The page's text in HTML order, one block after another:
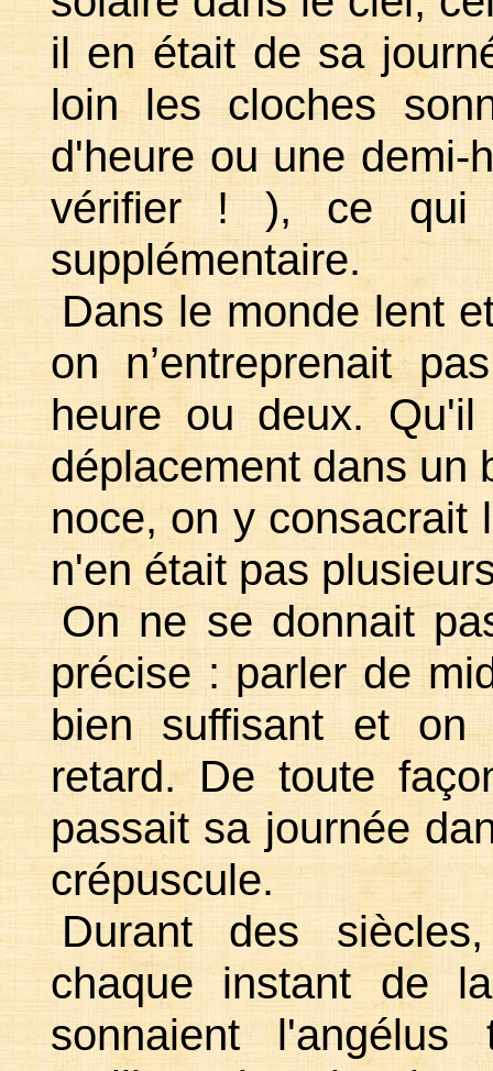
il en était de sa
loin les cloches
d'heure ou une demi-
vérifier ! ), ce qui
supplémentaire.
Dans le monde lent
on n’entreprenait
heure ou deux.
déplacement dans un
noce, on y consacrait
n'en était pas
On ne se donnait
précise : parler de
bien suffisant et
retard. De toute
passait sa journée
crépuscule.
Durant des
chaque instant de
sonnaient